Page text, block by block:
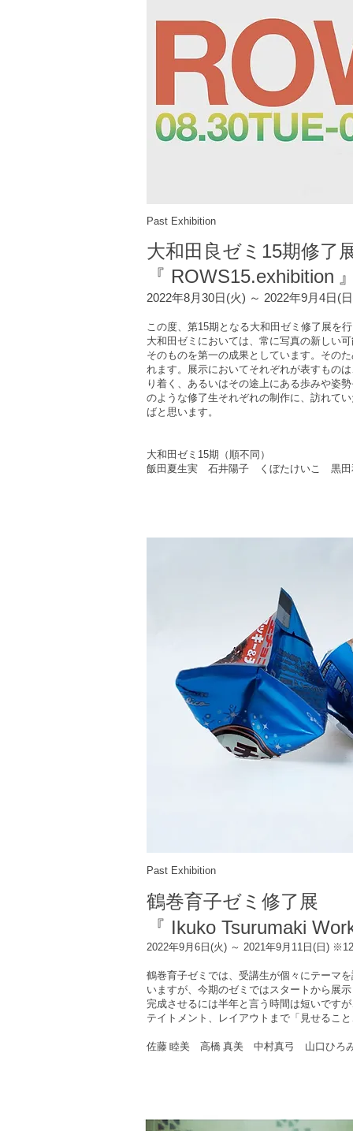
Past Exhibition
大和田良ゼミ15期修了
​『 ROWS15.exhibition
2022年8月30日(火) ～ 2022年9月4日(
この度、第15期となる大和田ゼミ修了展を
大和田ゼミにおいては、常に写真の新しい
そのものを第一の成果としています。その
れます。展示においてそれぞれが表すもの
り着く、あるいはその途上にある歩みや姿
のような修了生それぞれの制作に、訪れて
ばと思います。
大和田ゼミ15期（順不同）
飯田夏生実 石井陽子 くぼたけいこ 黒
Past Exhibition
鶴巻育子ゼミ修了展
『 Ikuko Tsurumaki
2022年9月6日(火) ～ 2021年9月11日(日)
鶴巻育子ゼミでは、受講生が個々にテーマ
いますが、今期のゼミではスタートから展
完成させるには半年と言う時間は短いです
テイトメント、レイアウトまで「見せるこ
佐藤 睦美 高橋 真美 中村真弓 山口ひろ